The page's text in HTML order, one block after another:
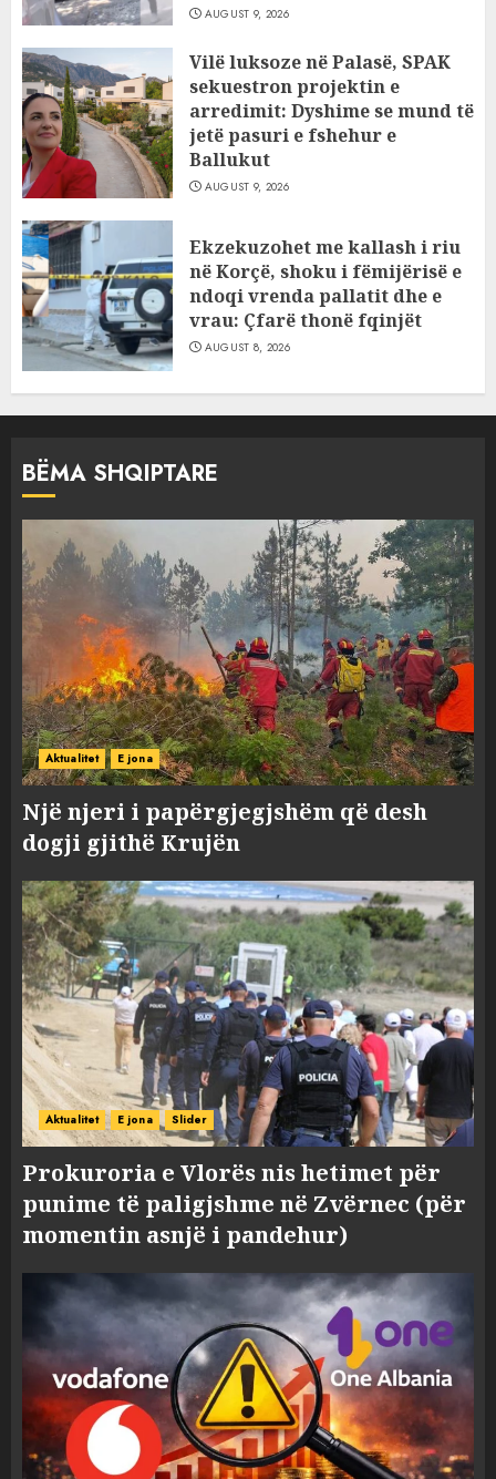
AUGUST 9, 2026
Vilë luksoze në Palasë, SPAK
sekuestron projektin e
arredimit: Dyshime se mund të
jetë pasuri e fshehur e
Ballukut
AUGUST 9, 2026
Ekzekuzohet me kallash i riu
në Korçë, shoku i fëmijërisë e
ndoqi vrenda pallatit dhe e
vrau: Çfarë thonë fqinjët
AUGUST 8, 2026
BËMA SHQIPTARE
Aktualitet E jona
Një njeri i papërgjegjshëm që desh
dogji gjithë Krujën
Aktualitet E jona Slider
Prokuroria e Vlorës nis hetimet për
punime të paligjshme në Zvërnec (për
momentin asnjë i pandehur)